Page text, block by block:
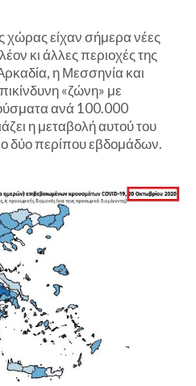
χώρας είχαν σήμερα νέες
κι άλλες περιοχές της
η Μεσσηνία και
«ζώνη» με
ανά 100.000
η μεταβολή αυτού του
δύο περίπου εβδομάδων.